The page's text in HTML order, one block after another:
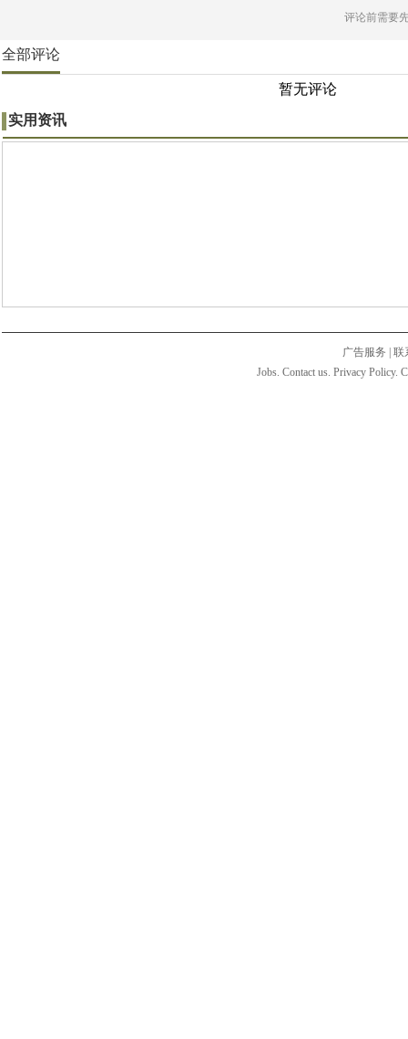
评论前需要
全部评论
暂无评论
实用资讯
广告服务
联
Jobs. Contact us. Privacy Policy.